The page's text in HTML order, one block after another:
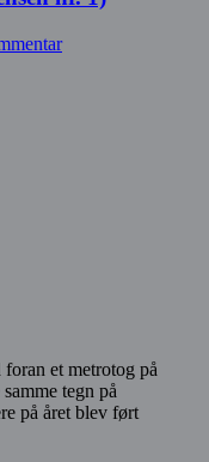
et metrotog på
tegn på
på året blev ført